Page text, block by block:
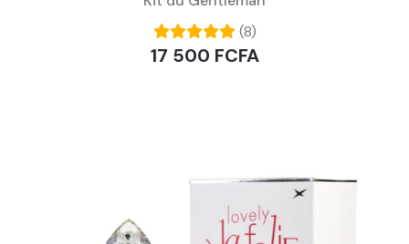
(8)
17 500 FCFA